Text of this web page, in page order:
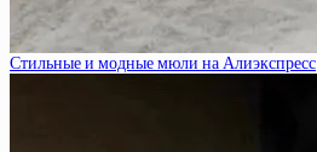
Стильные и модные мюли на Алиэкспресс